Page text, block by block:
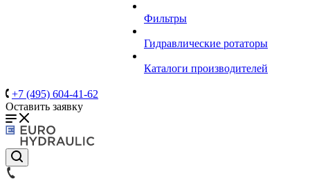
Фильтры
Гидравлические ротаторы
Каталоги производителей
+7 (495) 604-41-62
Оставить заявку